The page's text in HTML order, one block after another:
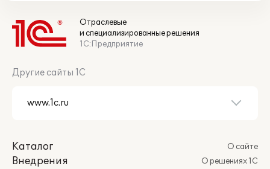
Отраслевые
и специализированные решения
1С:Предприятие
Другие сайты 1С
Каталог
Внедрения
О сайте
О решениях 1С